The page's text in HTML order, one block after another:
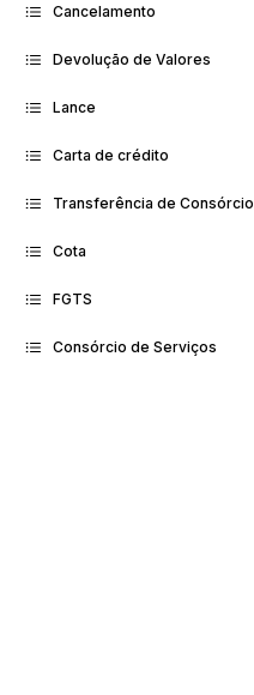
Cancelamento
Devolução de Valores
Lance
Carta de crédito
Transferência de Consórcio
Cota
FGTS
Consórcio de Serviços